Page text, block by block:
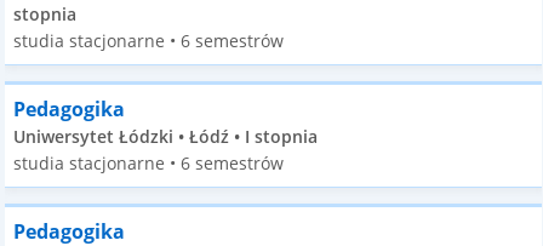
stopnia
studia stacjonarne • 6 semestrów
Pedagogika
Uniwersytet Łódzki • Łódź • I stopnia
studia stacjonarne • 6 semestrów
Pedagogika